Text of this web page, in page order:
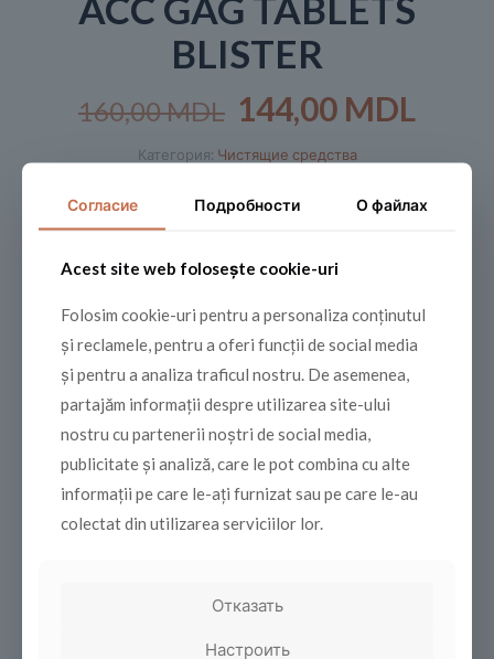
BLISTER
160,00MDL
составляла
160,00 MDL.
144,00 MDL
Категория: Чистящие средства
Похожие
Согласие Подробности О файлах
Acest site web folosește cookie-uri
Folosim cookie-uri pentru a personaliza conținutul
și reclamele, pentru a oferi funcții de social media
și pentru a analiza traficul nostru. De asemenea,
partajăm informații despre utilizarea site-ului
nostru cu partenerii noștri de social media,
publicitate și analiză, care le pot combina cu alte
informații pe care le-ați furnizat sau pe care le-au
colectat din utilizarea serviciilor lor.
Отказать
Настроить